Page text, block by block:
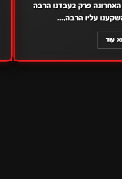
העונה האחרונה פרק 2עבדנו הרבה
עליו הרבה,...
עוד